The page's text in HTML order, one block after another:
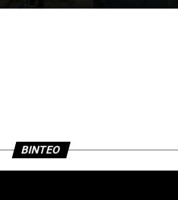
BINTEO